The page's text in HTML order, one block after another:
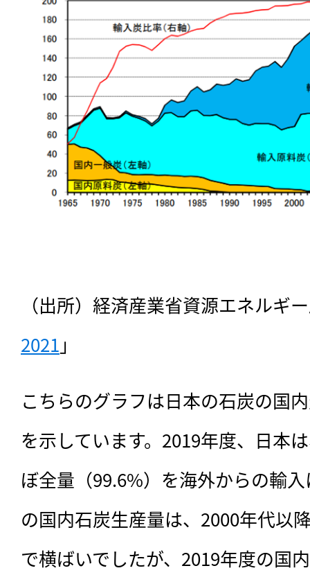
（出所）経済産業省資源エネルギ
2021 」
こちらのグラフは日本の石炭の国
を示しています。2019年度、日本
ぼ全量（99.6%）を海外からの輸
の国内石炭生産量は、2000年代以
で横ばいでしたが、2019年度の国